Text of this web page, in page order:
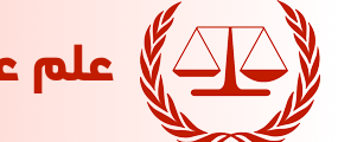
علم